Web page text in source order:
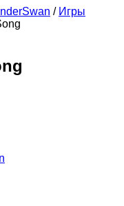
/ Игры